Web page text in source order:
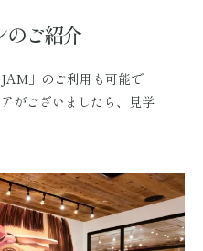
のご紹介
」のご利用も可能で
がございましたら、見学